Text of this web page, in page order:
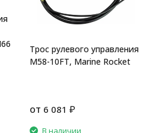
Трос рулевого управления
M58-10FT, Marine Rocket
от 6 081 ₽
В наличии